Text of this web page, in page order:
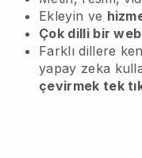
Ekleyin ve
Çok dilli bir
Farklı dillere
yapay zeka
çevirmek tek